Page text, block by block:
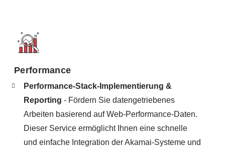
Performance
Performance-Stack-Implementierung &
Reporting - Fördern Sie datengetriebenes
Arbeiten basierend auf Web-Performance-Daten.
Dieser Service ermöglicht Ihnen eine schnelle
und einfache Integration der Akamai-Systeme und